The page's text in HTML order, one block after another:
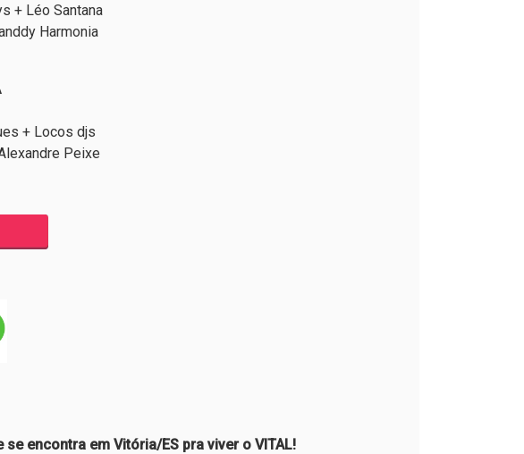
+ Léo Santana
Harmonia
+ Locos djs
Peixe
encontra em Vitória/ES pra viver o VITAL!